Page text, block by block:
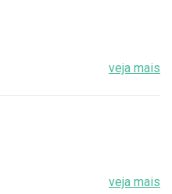
veja mais
veja mais